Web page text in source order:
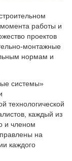
работы и
проектов
монтажные
нормам и
системы»
технологической
каждый из
и членом
на
каждого